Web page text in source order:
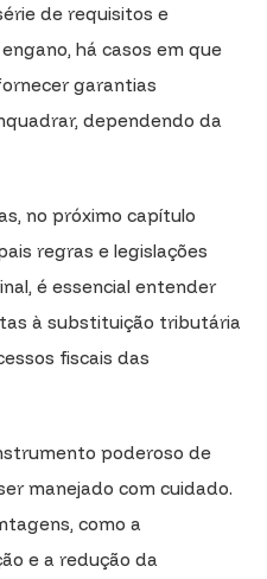
de requisitos e
há casos em que
garantias
dependendo da
no próximo capítulo
regras e legislações
é essencial entender
à substituição tributária
fiscais das
poderoso de
manejado com cuidado.
como a
e a redução da